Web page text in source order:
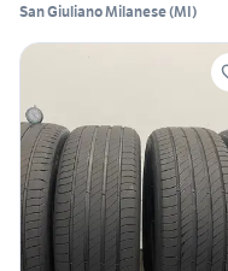
San Giuliano Milanese(MI)